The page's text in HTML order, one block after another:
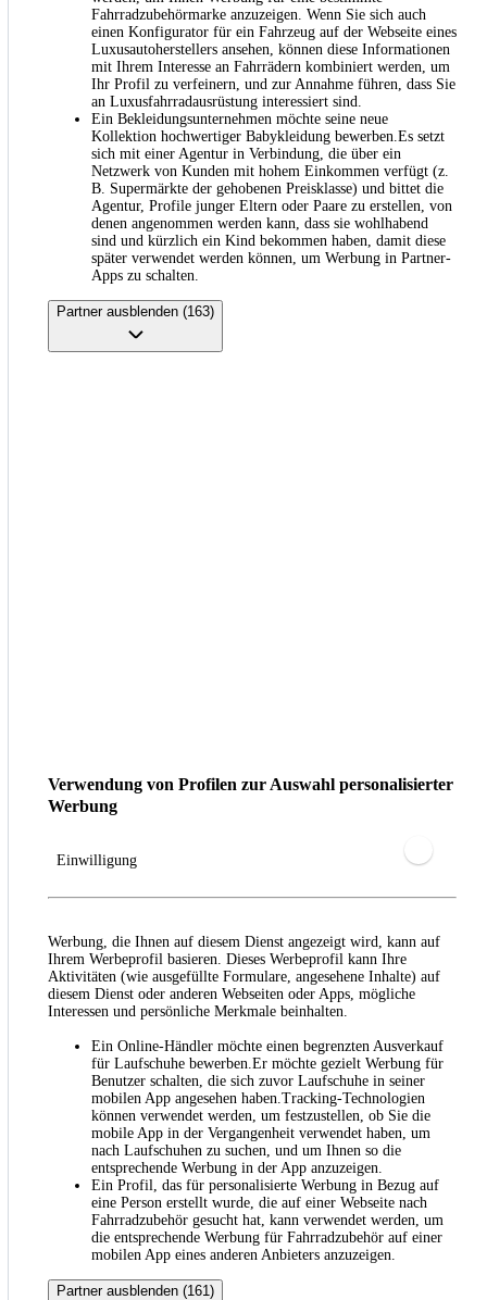
Fahrradzubehörmarke anzuzeigen. Wenn Sie sich auch
einen Konfigurator für ein Fahrzeug auf der Webseite eines
Luxusautoherstellers ansehen, können diese Informationen
mit Ihrem Interesse an Fahrrädern kombiniert werden, um
Ihr Profil zu verfeinern, und zur Annahme führen, dass Sie
an Luxusfahrradausrüstung interessiert sind.
Ein Bekleidungsunternehmen möchte seine neue
Kollektion hochwertiger Babykleidung bewerben.Es setzt
sich mit einer Agentur in Verbindung, die über ein
Netzwerk von Kunden mit hohem Einkommen verfügt (z.
B. Supermärkte der gehobenen Preisklasse) und bittet die
Agentur, Profile junger Eltern oder Paare zu erstellen, von
denen angenommen werden kann, dass sie wohlhabend
sind und kürzlich ein Kind bekommen haben, damit diese
später verwendet werden können, um Werbung in Partner-
Apps zu schalten.
Partner ausblenden (163)
Verwendung von Profilen zur Auswahl personalisierter
Werbung
Einwilligung
Werbung, die Ihnen auf diesem Dienst angezeigt wird, kann auf
Ihrem Werbeprofil basieren. Dieses Werbeprofil kann Ihre
Aktivitäten (wie ausgefüllte Formulare, angesehene Inhalte) auf
diesem Dienst oder anderen Webseiten oder Apps, mögliche
Interessen und persönliche Merkmale beinhalten.
Ein Online-Händler möchte einen begrenzten Ausverkauf
für Laufschuhe bewerben.Er möchte gezielt Werbung für
Benutzer schalten, die sich zuvor Laufschuhe in seiner
mobilen App angesehen haben.Tracking-Technologien
können verwendet werden, um festzustellen, ob Sie die
mobile App in der Vergangenheit verwendet haben, um
nach Laufschuhen zu suchen, und um Ihnen so die
entsprechende Werbung in der App anzuzeigen.
Ein Profil, das für personalisierte Werbung in Bezug auf
eine Person erstellt wurde, die auf einer Webseite nach
Fahrradzubehör gesucht hat, kann verwendet werden, um
die entsprechende Werbung für Fahrradzubehör auf einer
mobilen App eines anderen Anbieters anzuzeigen.
Partner ausblenden (161)